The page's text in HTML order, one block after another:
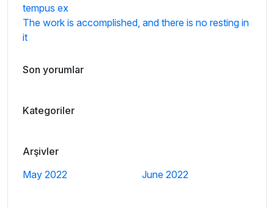
tempus ex
The work is accomplished, and there is no resting in
it
Son yorumlar
Kategoriler
Arşivler
May 2022
June 2022